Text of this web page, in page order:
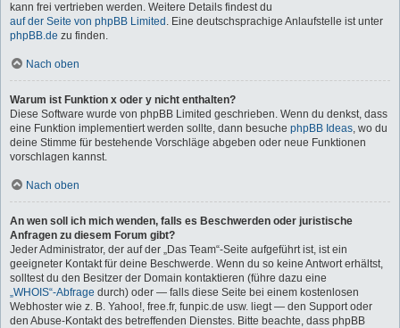
kann frei vertrieben werden. Weitere Details findest du
auf der Seite von phpBB Limited . Eine deutschsprachige Anlaufstelle ist unter
phpBB.de zu finden.
Nach oben
Warum ist Funktion x oder y nicht enthalten?
Diese Software wurde von phpBB Limited geschrieben. Wenn du denkst, dass
eine Funktion implementiert werden sollte, dann besuche phpBB Ideas, wo du
deine Stimme für bestehende Vorschläge abgeben oder neue Funktionen
vorschlagen kannst.
Nach oben
An wen soll ich mich wenden, falls es Beschwerden oder juristische
Anfragen zu diesem Forum gibt?
Jeder Administrator, der auf der „Das Team“-Seite aufgeführt ist, ist ein
geeigneter Kontakt für deine Beschwerde. Wenn du so keine Antwort erhältst,
solltest du den Besitzer der Domain kontaktieren (führe dazu eine
„WHOIS“-Abfrage durch) oder — falls diese Seite bei einem kostenlosen
Webhoster wie z. B. Yahoo!, free.fr, funpic.de usw. liegt — den Support oder
den Abuse-Kontakt des betreffenden Dienstes. Bitte beachte, dass phpBB